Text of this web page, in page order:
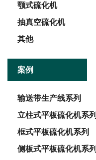
颚式硫化机
抽真空硫化机
其他
案例
输送带生产线系列
立柱式平板硫化机系列
框式平板硫化机系列
侧板式平板硫化机系列